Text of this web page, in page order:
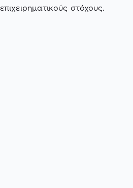
επιχειρηματικούς στόχους.